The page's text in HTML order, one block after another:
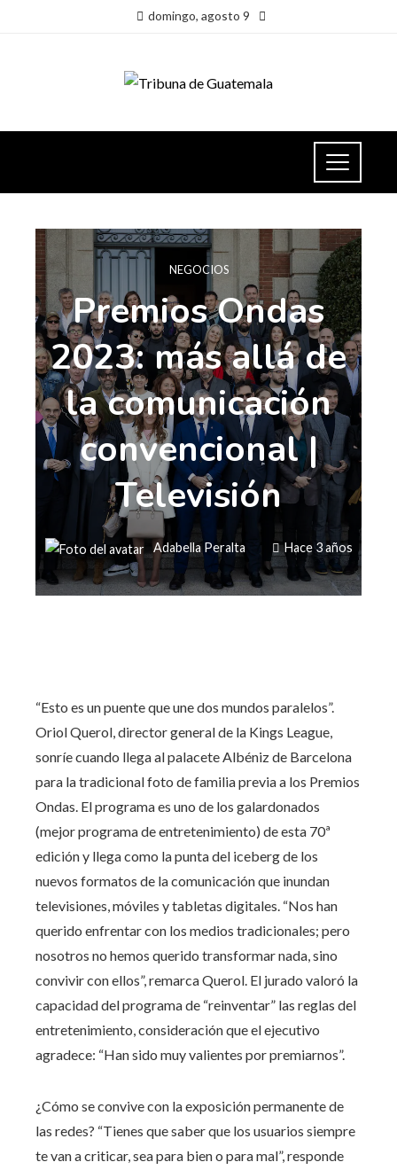
domingo, agosto 9
NEGOCIOS
Premios Ondas
2023: más allá de
la comunicación
convencional |
Televisión
Adabella Peralta Hace 3 años
“Esto es un puente que une dos mundos paralelos”.
Oriol Querol, director general de la Kings League,
sonríe cuando llega al palacete Albéniz de Barcelona
para la tradicional foto de familia previa a los Premios
Ondas. El programa es uno de los galardonados
(mejor programa de entretenimiento) de esta 70ª
edición y llega como la punta del iceberg de los
nuevos formatos de la comunicación que inundan
televisiones, móviles y tabletas digitales. “Nos han
querido enfrentar con los medios tradicionales; pero
nosotros no hemos querido transformar nada, sino
convivir con ellos”, remarca Querol. El jurado valoró la
capacidad del programa de “reinventar” las reglas del
entretenimiento, consideración que el ejecutivo
agradece: “Han sido muy valientes por premiarnos”.
¿Cómo se convive con la exposición permanente de
las redes? “Tienes que saber que los usuarios siempre
te van a criticar, sea para bien o para mal”, responde